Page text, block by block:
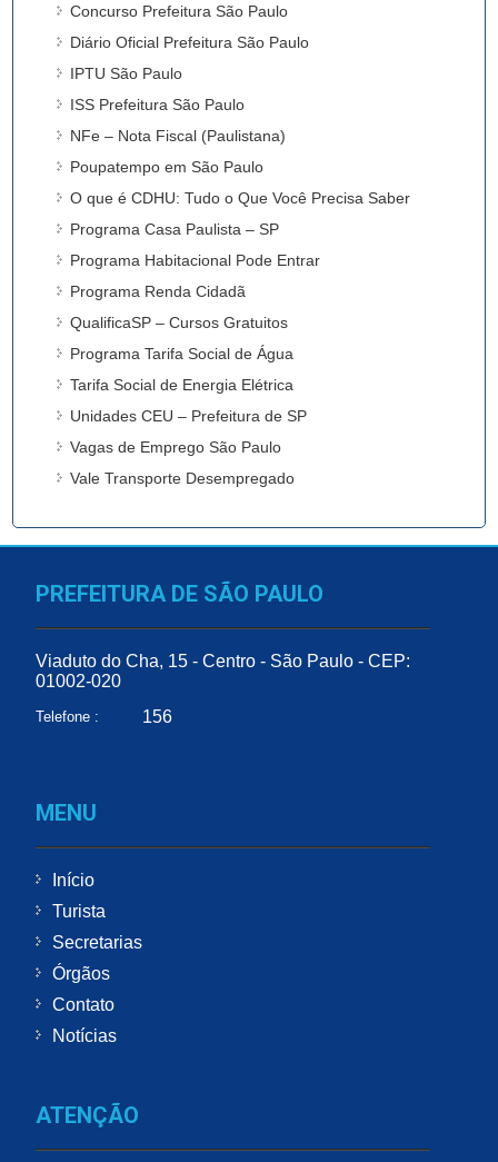
Concurso Prefeitura São Paulo
Diário Oficial Prefeitura São Paulo
IPTU São Paulo
ISS Prefeitura São Paulo
NFe – Nota Fiscal (Paulistana)
Poupatempo em São Paulo
O que é CDHU: Tudo o Que Você Precisa Saber
Programa Casa Paulista – SP
Programa Habitacional Pode Entrar
Programa Renda Cidadã
QualificaSP – Cursos Gratuitos
Programa Tarifa Social de Água
Tarifa Social de Energia Elétrica
Unidades CEU – Prefeitura de SP
Vagas de Emprego São Paulo
Vale Transporte Desempregado
PREFEITURA DE SÃO PAULO
Viaduto do Cha, 15 - Centro - São Paulo - CEP:
01002-020
Telefone : 156
MENU
Início
Turista
Secretarias
Órgãos
Contato
Notícias
ATENÇÃO